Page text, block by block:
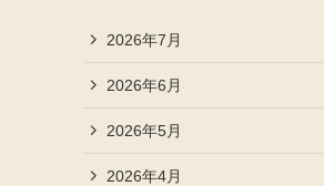
2026年7月
2026年6月
2026年5月
2026年4月